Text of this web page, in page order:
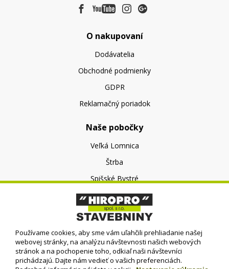
O nakupovaní
Dodávatelia
Obchodné podmienky
GDPR
Reklamačný poriadok
Naše pobočky
Veľká Lomnica
Štrba
Spišské Bystré
O nás
O spoločnosti
Kontakt
Používame cookies, aby sme vám uľahčili prehliadanie našej
webovej stránky, na analýzu návštevnosti našich webových
stránok a na pochopenie toho, odkiaľ naši návštevníci
prichádzajú. Dajte nám vedieť o vašich preferenciách.